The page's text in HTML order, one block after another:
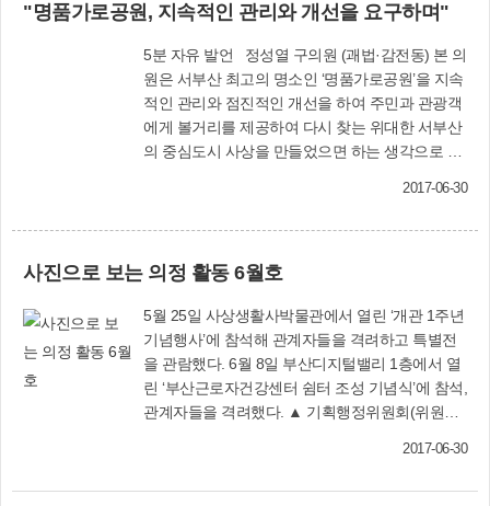
계 정비 ■ 사상구 청소년수련관 민간위탁동의안
문기관에 새로 위탁하기 위해 의회에 사전 동의를
받고자 하는 것으로 원안가결 ■ 사상구 구세 기본
조례 전부개정조례안 「지방세기본법」이 전부개
정됨에 따라, ‘구세 징수 및 체납처분 관련 규정’을
「사상구 구세 징수 조례」로 이관하는 등 개정된
「사상구 구세 기본 조례」 중 ‘구세의 징수 및 체
령 체계에 맞게 새로이 조례 제정 ■ 사상구세 감면
정됨에 따라 ‘최소납부세제 적용여부 및 그 적용시
기에 관한 규정’을 신설하고 상위법령에 맞지 않는
조문을 정비 ■ 사상구 성실납세자 등 지원에 관한
조례안 지방세를 성실히 납부하는 납세자와 지방
재정 확충에 기여한 납세자를 지원하기 위해 조례
를 제정하는 것으로 ‘성실납세자 등 지원 대상자
업인 예우 및 공업지역 활성화 지원 및 운영에 관
가졌다. 이어 정창수 박사를 초빙해 ‘특별회계와
해법’을 주제로 한 강의를 들은 뒤 상호토론하며
정책 대안 마련을 위해 함께 고민하는 시간을 가졌
다. 앞으로도 사상구의회는 지속적인 의원 전문교
육 및 연수과정을 준비해 의정활동에 필요한 전문
지식을 습득하고, 의원들의 역량도 한층 강화할 계
"명품가로공원, 지속적인 관리와 개선을 요구하며"
5분 자유 발언 정성열 구의원 (괘법·감전동) 본 의
원은 서부산 최고의 명소인 ‘명품가로공원’을 지속
적인 관리와 점진적인 개선을 하여 주민과 관광객
에게 볼거리를 제공하여 다시 찾는 위대한 서부산
의 중심도시 사상을 만들었으면 하는 생각으로 5
년 준공한 사업이 관리인력 부족으로 외면을 받는
원이 괘법동 기차역에서 명품가로공원까지 살펴
본 결과, 가로공원에 식재된 각종 나무와 도로변
화분의 나무도 생육을 못하고 여기저기 가뭄으로
잎이 고사를 하였고, 훼손된 녹지대와 곳곳에 쓰레
기가 쌓여있는 곳을 확인하고는 안타까운 마음이
었습니다. 구청장님과 관계공무원은 이러한 사실
관리할 손길이 부족하여서인지(?) 과연 어떤 상황
2017-06-30
사진으로 보는 의정 활동 6월호
5월 25일 사상생활사박물관에서 열린 ‘개관 1주년
기념행사’에 참석해 관계자들을 격려하고 특별전
을 관람했다. 6월 8일 부산디지털밸리 1층에서 열
린 ‘부산근로자건강센터 쉼터 조성 기념식’에 참석,
관계자들을 격려했다. ▲ 기획행정위원회(위원장
2017-06-30